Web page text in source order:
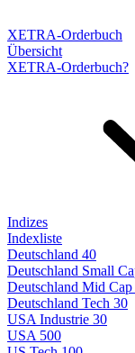
XETRA-Orderbuch
Übersicht
XETRA-Orderbuch?
Indizes
Indexliste
Deutschland 40
Deutschland Small
Deutschland Mid Cap
Deutschland Tech 30
USA Industrie 30
USA 500